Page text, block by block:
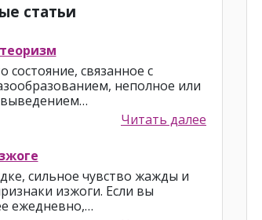
статьи
состояние, связанное с
неполное или
Читать далее
сильное чувство жажды и
изжоги. Если вы
ежедневно,…